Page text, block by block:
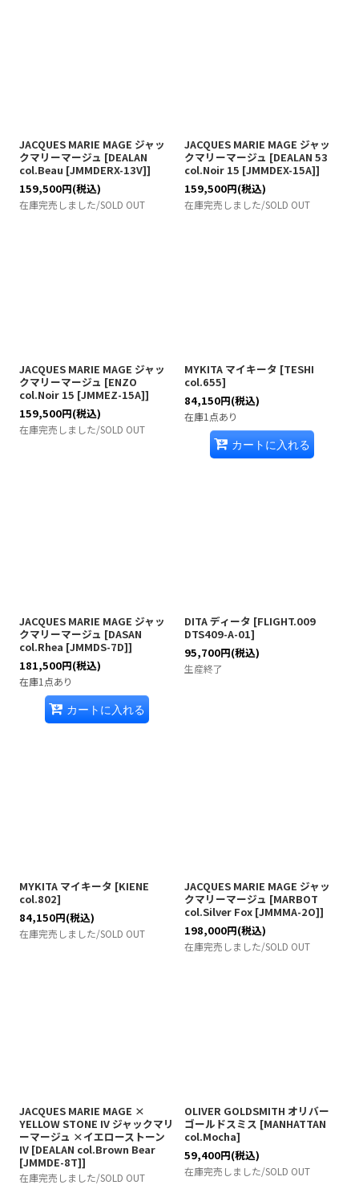
JACQUES MARIE MAGE ジャッ
クマリーマージュ [DEALAN
col.Beau [JMMDERX-13V]]
159,500円(税込)
在庫完売しました/SOLD OUT
JACQUES MARIE MAGE ジャッ
クマリーマージュ [DEALAN 53
col.Noir 15 [JMMDEX-15A]]
159,500円(税込)
在庫完売しました/SOLD OUT
JACQUES MARIE MAGE ジャッ
クマリーマージュ [ENZO
col.Noir 15 [JMMEZ-15A]]
159,500円(税込)
在庫完売しました/SOLD OUT
MYKITA マイキータ [TESHI
col.655]
84,150円(税込)
在庫1点あり
カートに入れる
JACQUES MARIE MAGE ジャッ
クマリーマージュ [DASAN
col.Rhea [JMMDS-7D]]
181,500円(税込)
在庫1点あり
カートに入れる
DITA ディータ [FLIGHT.009
DTS409-A-01]
95,700円(税込)
生産終了
MYKITA マイキータ [KIENE
col.802]
84,150円(税込)
在庫完売しました/SOLD OUT
JACQUES MARIE MAGE ジャッ
クマリーマージュ [MARBOT
col.Silver Fox [JMMMA-2O]]
198,000円(税込)
在庫完売しました/SOLD OUT
JACQUES MARIE MAGE ×
YELLOW STONE IV ジャックマリ
ーマージュ ×イエローストーン
IV [DEALAN col.Brown Bear
[JMMDE-8T]]
在庫完売しました/SOLD OUT
OLIVER GOLDSMITH オリバー
ゴールドスミス [MANHATTAN
col.Mocha]
59,400円(税込)
在庫完売しました/SOLD OUT